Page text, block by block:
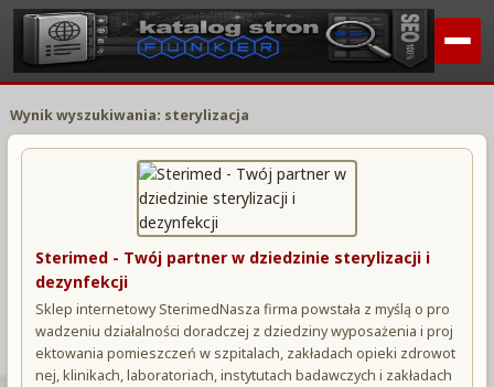
Wynik wyszukiwania: sterylizacja
Sterimed - Twój partner w dziedzinie sterylizacji i
dezynfekcji
Sklep internetowy SterimedNasza firma powstała z myślą o pro
wadzeniu działalności doradczej z dziedziny wyposażenia i proj
ektowania pomieszczeń w szpitalach, zakładach opieki zdrowot
nej, klinikach, laboratoriach, instytutach badawczych i zakładach